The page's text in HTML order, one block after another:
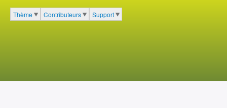
Menu du portail à 3 entrées
Thème Contributeurs Support